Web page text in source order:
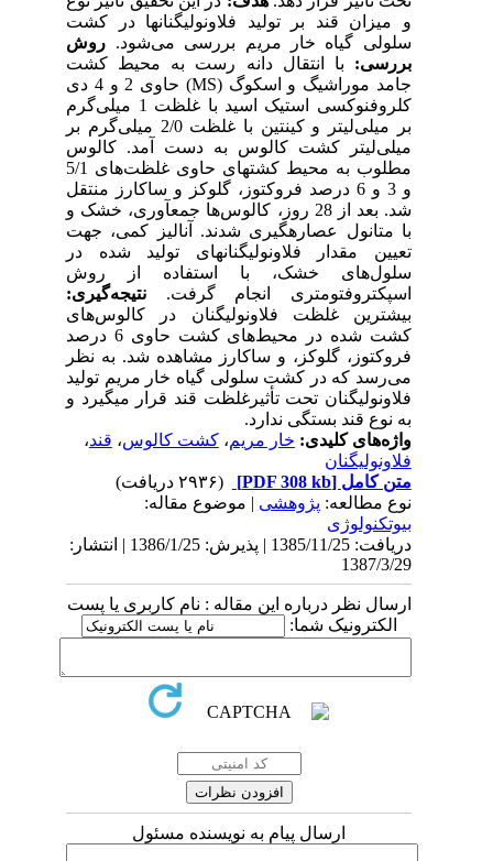
و میزان قند بر تولید فلاونولیگنان‎ها در کشت
سلولی گیاه خار مریم بررسی می‌شود.روش
بررسی:با انتقال دانه رست به محیط کشت
جامد موراشیگ و اسکوگ (MS) حاوی 2 و 4 دی
کلروفنوکسی استیک اسید با غلظت 1 میلی‌گرم
بر میلی‌لیتر و کینتین با غلظت 2/0 میلی‌گرم بر
میلی‌لیتر کشت کالوس به دست آمد. کالوس
مطلوب به محیط کشت‎های حاوی غلظت‌های 5/1
و 3 و 6 درصد فروکتوز، گلوکز و ساکارز منتقل
شد. بعد از 28 روز، کالوس‌ها جمع‎آوری، خشک و
با متانول عصاره‎گیری شدند. آنالیز کمی، جهت
تعیین مقدار فلاونولیگنان‎های تولید شده در
سلول‌های خشک، با استفاده از روش
اسپکتروفتومتری انجام گرفت.نتیجه‌گیری:
بیشترین غلظت فلاونولیگنان در کالوس‌های
کشت شده در محیط‌های کشت حاوی 6 درصد
فروکتوز، گلوکز، و ساکارز مشاهده شد. به نظر
می‌رسد که در کشت سلولی گیاه خار مریم تولید
فلاونولیگنان تحت تأثیرغلظت قند قرار می‎گیرد و
به نوع قند بستگی ندارد.
واژه‌های کلیدی:خار مریم، کشت کالوس،قند ،
فلاونولیگنان
متن کامل[PDF 308 kb]
(۲۹۳۶ دریافت)
نوع مطالعه:پژوهشی| موضوع مقاله:
بيوتكنولوژی
دریافت: 1385/11/25 | پذیرش: 1386/1/25 | انتشار:
1387/3/29
ارسال نظر درباره این مقاله : نام کاربری یا پست
الکترونیک شما:
ارسال پیام به نویسنده مسئول